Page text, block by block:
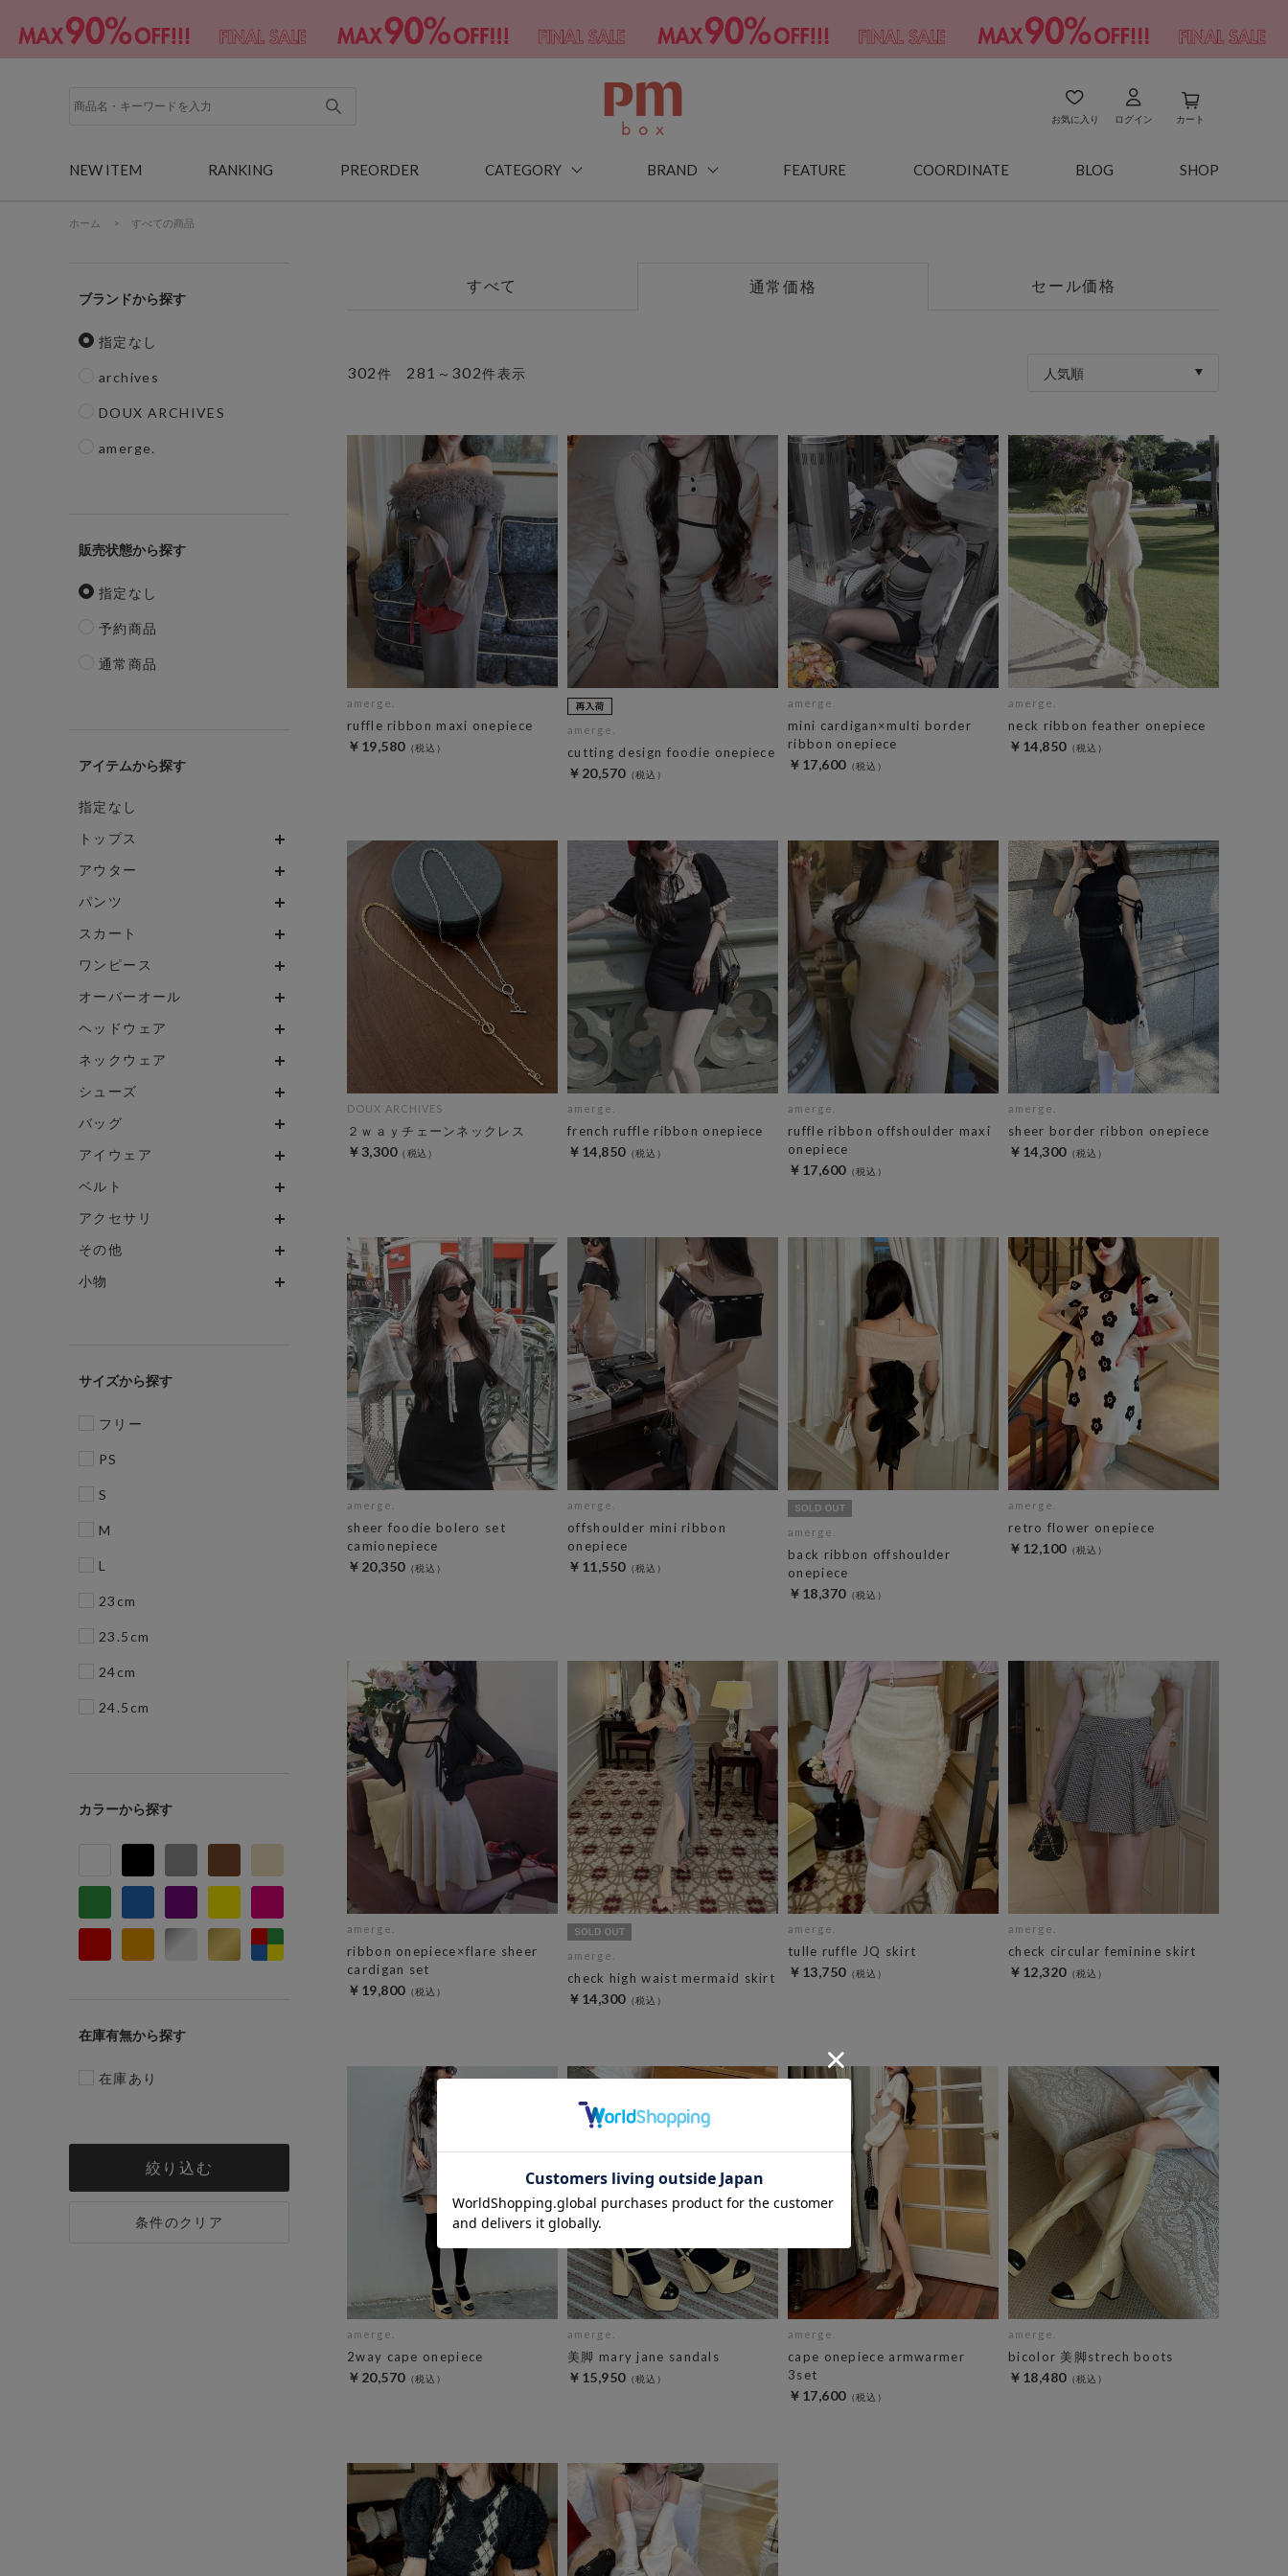
お気に入り ログイン カート
NEW ITEM RANKING PREORDER CATEGORY BRAND FEATURE COORDINATE BLOG SHOP
ホーム > すべての商品
ブランド
指定なし
archives
DOUX ARCHIVES
amerge.
販売状態
指定なし
予約商品
通常商品
アイテム
指定なし
トップス
アウター
パンツ
スカート
ワンピース
オーバーオール
ヘッドウェア
ネックウェア
シューズ
バッグ
アイウェア
ベルト
アクセサリ
その他
小物
サイズ
フリー
PS
S
M
L
23cm
23.5cm
24cm
24.5cm
カラー
在庫有無
在庫あり
絞り込む
条件のクリア
すべて 通常価格 セール価格
302件 281 ～ 302件表示 人気順
amerge.
ruffle ribbon maxi onepiece
￥19,580
amerge.
cutting design foodie onepiece
￥20,570
amerge.
mini cardigan×multi border
ribbon onepiece
￥17,600
amerge.
neck ribbon feather onepiece
￥14,850
DOUX ARCHIVES
２ｗａｙチェーンネックレス
￥3,300
amerge.
french ruffle ribbon onepiece
￥14,850
amerge.
ruffle ribbon offshoulder maxi
onepiece
￥17,600
amerge.
sheer border ribbon onepiece
￥14,300
amerge.
sheer foodie bolero set
camionepiece
￥20,350
amerge.
offshoulder mini ribbon
onepiece
￥11,550
amerge.
back ribbon offshoulder
onepiece
￥18,370
amerge.
retro flower onepiece
￥12,100
amerge.
ribbon onepiece×flare sheer
cardigan set
￥19,800
amerge.
check high waist mermaid skirt
￥14,300
amerge.
tulle ruffle JQ skirt
￥13,750
amerge.
check circular feminine skirt
￥12,320
amerge.
2way cape onepiece
￥20,570
amerge.
美脚 mary jane sandals
￥15,950
amerge.
cape onepiece armwarmer
3set
￥17,600
amerge.
bicolor 美脚strech boots
￥18,480